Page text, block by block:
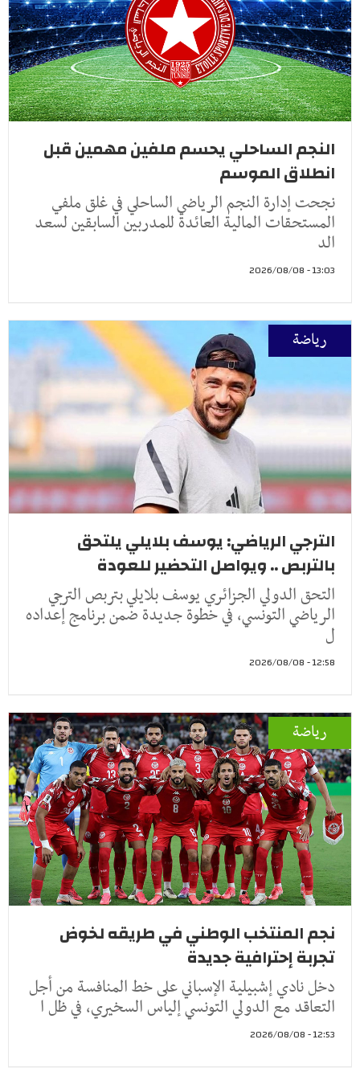
النجم الساحلي يحسم ملفين مهمين قبل
انطلاق الموسم
نجحت إدارة النجم الرياضي الساحلي في غلق ملفي
المستحقات المالية العائدة للمدربين السابقين لسعد
الد
13:03 - 2026/08/08
رياضة
الترجي الرياضي: يوسف بلايلي يلتحق
بالتربص .. ويواصل التحضير للعودة
التحق الدولي الجزائري يوسف بلايلي بتربص الترجي
الرياضي التونسي، في خطوة جديدة ضمن برنامج إعداده
ل
12:58 - 2026/08/08
رياضة
نجم المنتخب الوطني في طريقه لخوض
تجربة إحترافية جديدة
دخل نادي إشبيلية الإسباني على خط المنافسة من أجل
التعاقد مع الدولي التونسي إلياس السخيري، في ظل ا
12:53 - 2026/08/08